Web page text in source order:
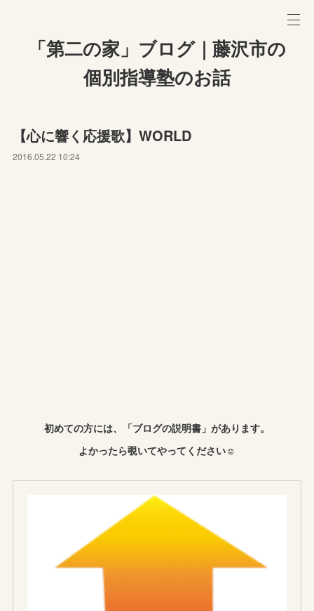
「第二の家」ブログ｜藤沢市の
個別指導塾のお話
【心に響く応援歌】WORLD
2016.05.22 10:24
初めての方には、「ブログの説明書」があります。
よかったら覗いてやってください☺︎